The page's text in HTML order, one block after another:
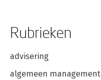
Rubrieken
advisering
algemeen management